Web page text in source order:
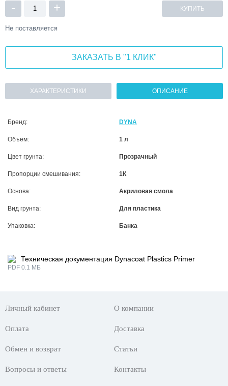
- + КУПИТЬ
Не поставляется
ЗАКАЗАТЬ В "1 КЛИК"
ХАРАКТЕРИСТИКИ ОПИСАНИЕ
Бренд: DYNA
Объём: 1 л
Цвет грунта: Прозрачный
Пропорции смешивания: 1К
Основа: Акриловая смола
Вид грунта: Для пластика
Упаковка: Банка
Техническая документация Dynacoat Plastics Primer
PDF 0.1 МБ
Личный кабинет О компании
Оплата Доставка
Обмен и возврат Статьи
Вопросы и ответы Контакты